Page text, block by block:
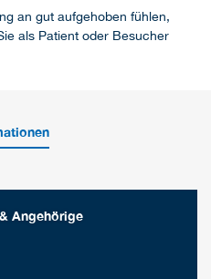
an gut aufgehoben fühlen,
als Patient oder Besucher
Angehörige